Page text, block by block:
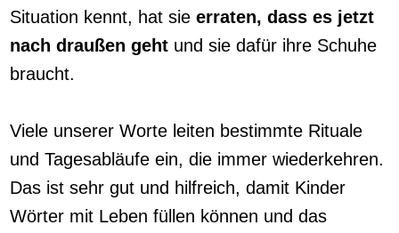
Situation kennt, hat sie erraten, dass es jetzt
nach draußen gehtund sie dafür ihre Schuhe
braucht.
Viele unserer Worte leiten bestimmte Rituale
und Tagesabläufe ein, die immer wiederkehren.
Das ist sehr gut und hilfreich, damit Kinder
Wörter mit Leben füllen können und das